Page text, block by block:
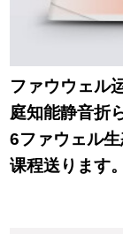
ファウウェル
庭知能静音折
6ファウェル
课程送ります。